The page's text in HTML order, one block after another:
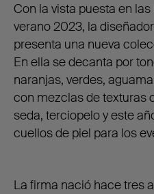
Con la vista puesta en
verano 2023, la
presenta una nueva
En ella se decanta por
naranjas, verdes,
con mezclas de texturas
seda, terciopelo y este
cuellos de piel para los
La firma nació hace tres